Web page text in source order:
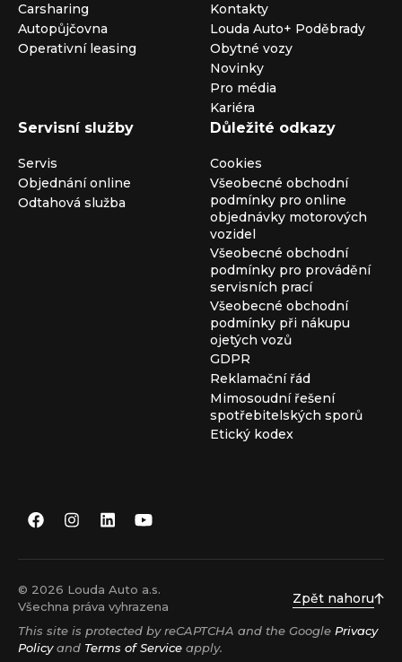
Carsharing
Autopůjčovna
Operativní leasing
Kontakty
Louda Auto+ Poděbrady
Obytné vozy
Novinky
Pro média
Kariéra
Servisní služby
Servis
Objednání online
Odtahová služba
Důležité odkazy
Cookies
Všeobecné obchodní
podmínky pro online
objednávky motorových
vozidel
Všeobecné obchodní
podmínky pro provádění
servisních prací
Všeobecné obchodní
podmínky při nákupu
ojetých vozů
GDPR
Reklamační řád
Mimosoudní řešení
spotřebitelských sporů
Etický kodex
© 2026 Louda Auto a.s.
Všechna práva vyhrazena
Zpět nahoru
This site is protected by reCAPTCHA and the Google Privacy
Policyand Terms of Service apply.